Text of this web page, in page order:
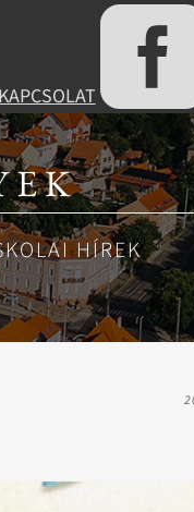
HÍREK